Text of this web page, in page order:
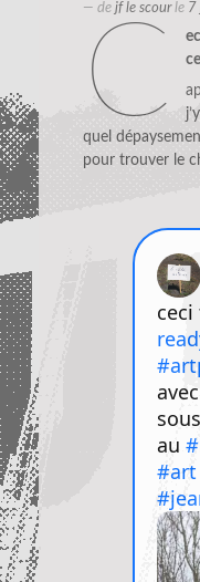
— de jf le scourle 7
c
quel
pour trouver le